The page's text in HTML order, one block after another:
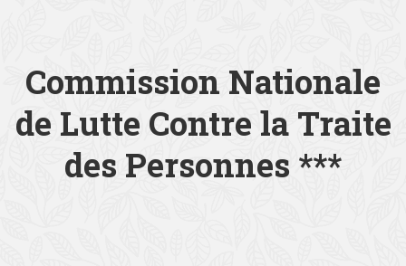
Commission Nationale
de Lutte Contre la Traite
des Personnes ***